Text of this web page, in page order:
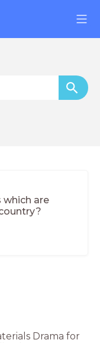
which are
Drama for